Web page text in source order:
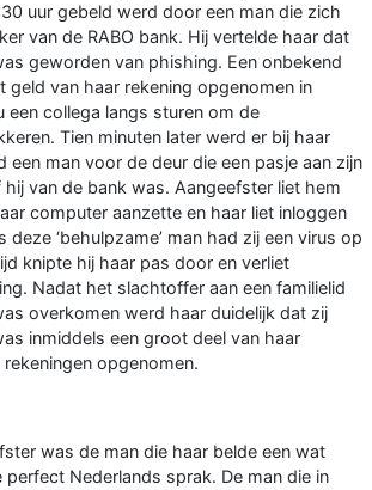
uur gebeld werd door een man die zich
van de RABO bank. Hij vertelde haar dat
geworden van phishing. Een onbekend
geld van haar rekening opgenomen in
een collega langs sturen om de
Tien minuten later werd er bij haar
een man voor de deur die een pasje aan zijn
van de bank was. Aangeefster liet hem
computer aanzette en haar liet inloggen
deze ‘behulpzame’ man had zij een virus op
knipte hij haar pas door en verliet
Nadat het slachtoffer aan een familielid
overkomen werd haar duidelijk dat zij
inmiddels een groot deel van haar
opgenomen.
was de man die haar belde een wat
Nederlands sprak. De man die in